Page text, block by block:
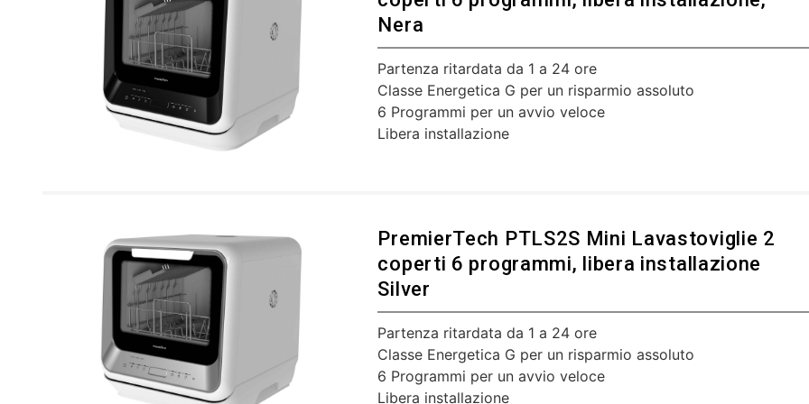
Nera
Partenza ritardata da 1 a 24 ore
Classe Energetica G per un risparmio assoluto
6 Programmi per un avvio veloce
Libera installazione
PremierTech PTLS2S Mini Lavastoviglie 2
coperti 6 programmi, libera installazione
Silver
Partenza ritardata da 1 a 24 ore
Classe Energetica G per un risparmio assoluto
6 Programmi per un avvio veloce
Libera installazione